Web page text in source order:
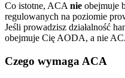
Co istotne, ACA nie obejmuje
regulowanych na poziomie
Jeśli prowadzisz działalność
obejmuje Cię AODA, a nie
Czego wymaga ACA